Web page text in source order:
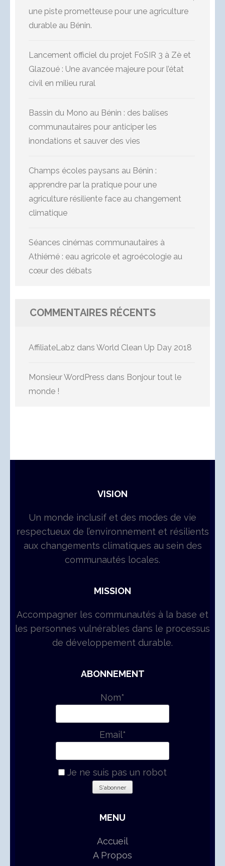
une piste prometteuse pour une agriculture
durable au Bénin.
Lancement officiel du projet FoSIR 3 à Zè et
Glazoué : Une avancée majeure pour l’état
civil en milieu rural
Bassin du Mono au Bénin : des balises
communautaires pour anticiper les
inondations et sauver des vies
Champs écoles paysans au Bénin :
apprendre par la pratique pour une
agriculture résiliente face au changement
climatique
Séances cinémas communautaires à
Athiémé : eau agricole et agroécologie au
cœur des débats
COMMENTAIRES RÉCENTS
AffiliateLabz dans World Clean Up Day 2018
Monsieur WordPress dans Bonjour tout le
monde !
VISION
Un monde inclusif et des modes de vie
respectueux de l’environnement et résilients
aux changements climatiques au sein des
communautés locales.
MISSION
Accompagner les communautés à la base et
les personnes vulnérables dans le processus
de développement durable.
ABONNEMENT
Nom*
Email*
Je ne suis pas un robot
MENU
Accueil
A Propos